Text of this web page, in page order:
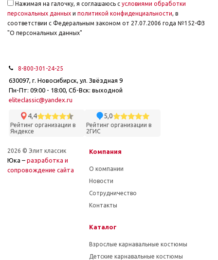
Нажимая на галочку, я соглашаюсь с условиями обработки
персональных данных и политикой конфиденциальности, в
соответствии с Федеральным законом от 27.07.2006 года №152-ФЗ
"О персональных данных"
8-800-301-24-25
630097, г. Новосибирск, ул. Звёздная 9
Пн-Пт: 09:00 - 18:00, Сб-Вск: выходной
eliteclassic@yandex.ru
4,4
Рейтинг организации в
Яндексе
5,0
Рейтинг организации в
2ГИС
2026 © Элит классик
Юка – разработка и
cопровождение сайта
Компания
О компании
Новости
Сотрудничество
Контакты
Каталог
Взрослые карнавальные костюмы
Детские карнавальные костюмы